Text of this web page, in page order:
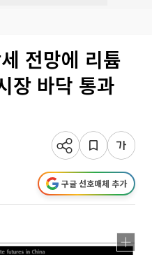
전망에 리튬
장 바닥 통과
구글 선호매체 추가